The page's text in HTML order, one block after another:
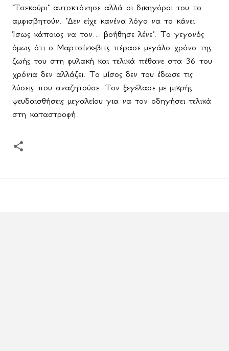
"Τσεκούρι" αυτοκτόνησε αλλά οι δικηγόροι του το
αμφισβητούν. "Δεν είχε κανένα λόγο να το κάνει.
Ίσως κάποιος να τον... βοήθησε λένε". Το γεγονός
όμως ότι ο Μαρτσίνκεβιτς πέρασε μεγάλο χρόνο της
ζωής του στη φυλακή και τελικά πέθανε στα 36 του
χρόνια δεν αλλάζει. Το μίσος δεν του έδωσε τις
λύσεις που αναζητούσε. Τον ξεγέλασε με μικρής
ψευδαισθήσεις μεγαλείου για να τον οδηγήσει τελικά
στη καταστροφή.